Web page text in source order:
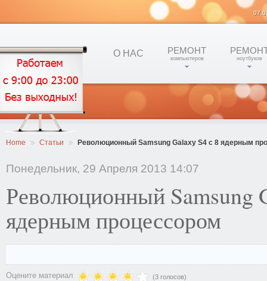
О НАС РЕМОНТ
компьютеров ноутбуков
Home Статьи Революционный Samsung Galaxy S4 с 8 ядерным
Понедельник, 29 Апреля 2013 14:07
Революционный Samsung
ядерным процессором
Оцените материал (3 голосов)